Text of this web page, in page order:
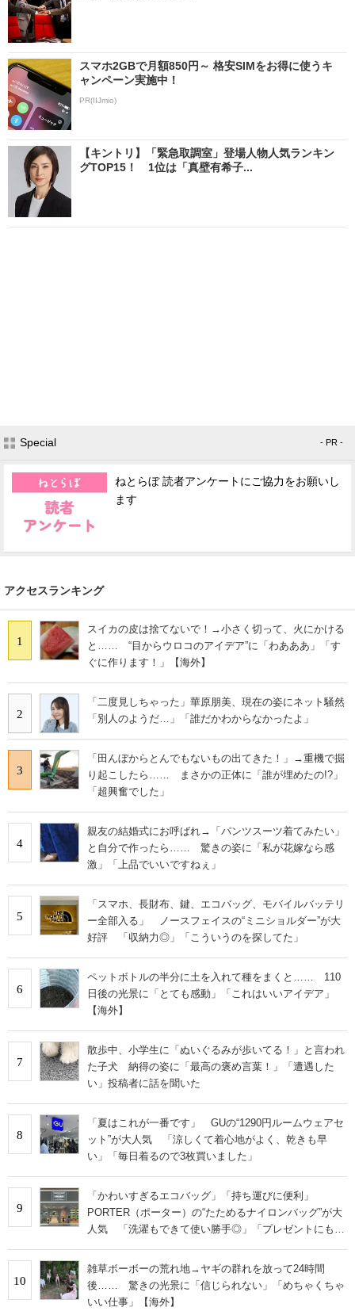
スマホ2GBで月額850円～ 格安SIMをお得に使うキ
ャンペーン実施中！
PR(IIJmio)
【キントリ】「緊急取調室」登場人物人気ランキン
グTOP15！ 1位は「真壁有希子...
Special - PR -
ねとらぼ 読者アンケートにご協力をお願いし
ます
アクセスランキング
1
スイカの皮は捨てないで！→小さく切って、火にかける
と…… “目からウロコのアイデア”に「わあああ」「す
ぐに作ります！」【海外】
2
「二度見しちゃった」華原朋美、現在の姿にネット騒然
「別人のようだ…」「誰だかわからなかったよ」
3
「田んぼからとんでもないもの出てきた！」→重機で掘
り起こしたら…… まさかの正体に「誰が埋めたの!?」
「超興奮でした」
4
親友の結婚式にお呼ばれ→「パンツスーツ着てみたい」
と自分で作ったら…… 驚きの姿に「私が花嫁なら感
激」「上品でいいですねぇ」
5
「スマホ、長財布、鍵、エコバッグ、モバイルバッテリ
ー全部入る」 ノースフェイスの“ミニショルダー”が大
好評 「収納力◎」「こういうのを探してた」
6
ペットボトルの半分に土を入れて種をまくと…… 110
日後の光景に「とても感動」「これはいいアイデア」
【海外】
7
散歩中、小学生に「ぬいぐるみが歩いてる！」と言われ
た子犬 納得の姿に「最高の褒め言葉！」「遭遇した
い」投稿者に話を聞いた
8
「夏はこれが一番です」 GUの“1290円ルームウェアセ
ット”が大人気 「涼しくて着心地がよく、乾きも早
い」「毎日着るので3枚買いました」
9
「かわいすぎるエコバッグ」「持ち運びに便利」
PORTER（ポーター）の“たためるナイロンバッグ”が大
人気 「洗濯もできて使い勝手◎」「プレゼントにもお
10
雑草ボーボーの荒れ地→ヤギの群れを放って24時間
後…… 驚きの光景に「信じられない」「めちゃくちゃ
いい仕事」【海外】